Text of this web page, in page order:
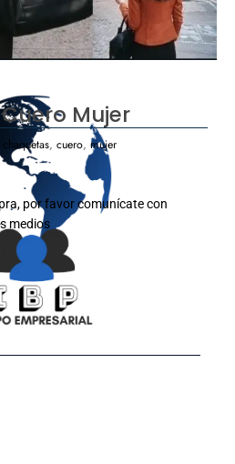
Mujer
chaquetas, cuero, mujer
por favor comunícate con
medios